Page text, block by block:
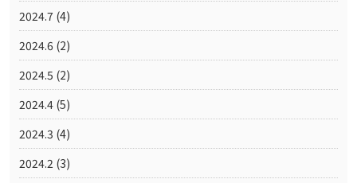
2024.7 (4)
2024.6 (2)
2024.5 (2)
2024.4 (5)
2024.3 (4)
2024.2 (3)